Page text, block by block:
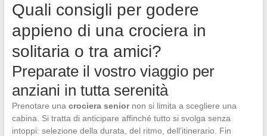
Quali consigli per godere
appieno di una crociera in
solitaria o tra amici?
Preparate il vostro viaggio per
anziani in tutta serenità
Prenotare una crociera seniornon si limita a scegliere una
cabina. Si tratta di anticipare affinché tutto si svolga senza
intoppi: selezione della durata, del ritmo, dell’itinerario. Fin